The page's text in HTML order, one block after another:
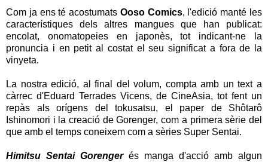
Com ja ens té acostumats Ooso Comics, l'edició manté les
característiques dels altres mangues que han publicat:
encolat, onomatopeies en japonès, tot indicant-ne la
pronuncia i en petit al costat el seu significat a fora de la
vinyeta.
La nostra edició, al final del volum, compta amb un text a
càrrec d'Eduard Terrades Vicens, de CineAsia, tot fent un
repàs als orígens del tokusatsu, el paper de Shôtarô
Ishinomori i la creació de Gorenger, com a primera sèrie del
que amb el temps coneixem com a sèries Super Sentai.
Himitsu Sentai Gorengerés manga d'acció amb algun